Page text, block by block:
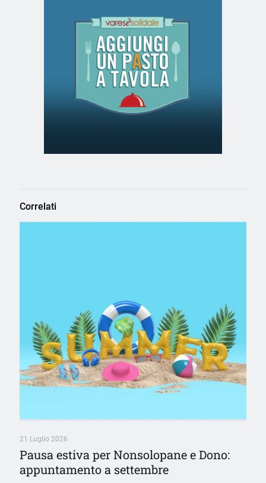
Correlati
21 Luglio 2026
Pausa estiva per Nonsolopane e Dono:
appuntamento a settembre